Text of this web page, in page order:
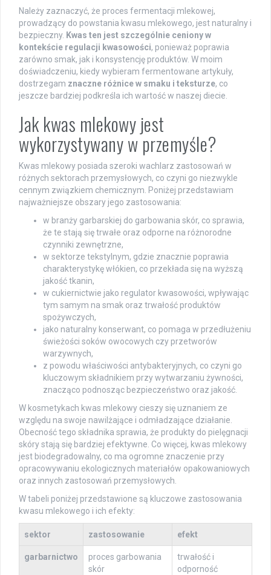
Należy zaznaczyć, że proces fermentacji mlekowej,
prowadzący do powstania kwasu mlekowego, jest naturalny i
bezpieczny. Kwas ten jest szczególnie ceniony w
kontekście regulacji kwasowości, ponieważ poprawia
zarówno smak, jak i konsystencję produktów. W moim
doświadczeniu, kiedy wybieram fermentowane artykuły,
dostrzegam znaczne różnice w smaku i teksturze, co
jeszcze bardziej podkreśla ich wartość w naszej diecie.
Jak kwas mlekowy jest
wykorzystywany w przemyśle?
Kwas mlekowy posiada szeroki wachlarz zastosowań w
różnych sektorach przemysłowych, co czyni go niezwykle
cennym związkiem chemicznym. Poniżej przedstawiam
najważniejsze obszary jego zastosowania:
w branży garbarskiej do garbowania skór, co sprawia,
że te stają się trwałe oraz odporne na różnorodne
czynniki zewnętrzne,
w sektorze tekstylnym, gdzie znacznie poprawia
charakterystykę włókien, co przekłada się na wyższą
jakość tkanin,
w cukiernictwie jako regulator kwasowości, wpływając
tym samym na smak oraz trwałość produktów
spożywczych,
jako naturalny konserwant, co pomaga w przedłużeniu
świeżości soków owocowych czy przetworów
warzywnych,
z powodu właściwości antybakteryjnych, co czyni go
kluczowym składnikiem przy wytwarzaniu żywności,
znacząco podnosząc bezpieczeństwo oraz jakość.
W kosmetykach kwas mlekowy cieszy się uznaniem ze
względu na swoje nawilżające i odmładzające działanie.
Obecność tego składnika sprawia, że produkty do pielęgnacji
skóry stają się bardziej efektywne. Co więcej, kwas mlekowy
jest biodegradowalny, co ma ogromne znaczenie przy
opracowywaniu ekologicznych materiałów opakowaniowych
oraz innych zastosowań przemysłowych.
W tabeli poniżej przedstawione są kluczowe zastosowania
kwasu mlekowego i ich efekty:
sektor zastosowanie efekt
garbarnictwo
proces garbowania
skór
trwałość i
odporność